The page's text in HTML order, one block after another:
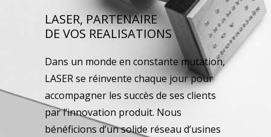
LASER, PARTENAIRE
DE VOS REALISATIONS
Dans un monde en constante mutation,
LASER se réinvente chaque jour pour
accompagner les succès de ses clients
par l’innovation produit. Nous
bénéficions d’un solide réseau d’usines